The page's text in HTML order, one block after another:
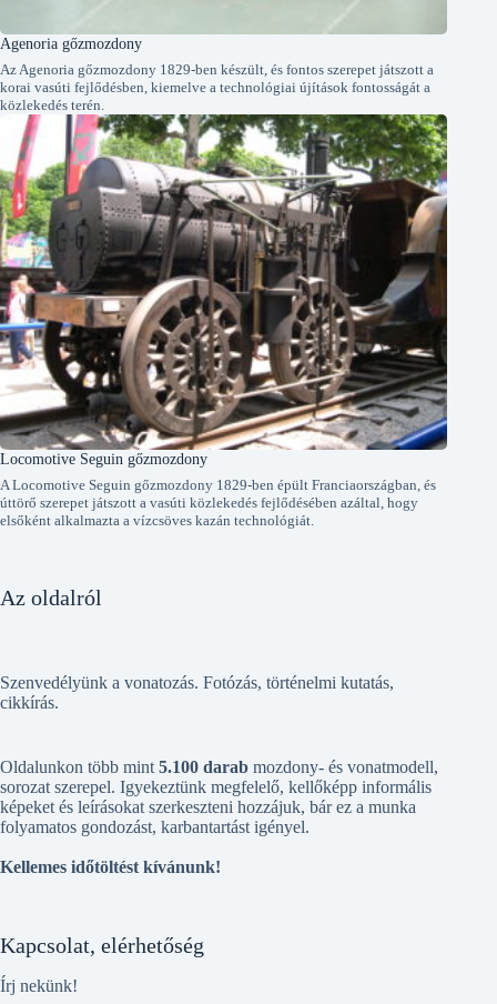
Agenoria gőzmozdony
Az Agenoria gőzmozdony 1829-ben készült, és fontos szerepet játszott a
korai vasúti fejlődésben, kiemelve a technológiai újítások fontosságát a
közlekedés terén.
Locomotive Seguin gőzmozdony
A Locomotive Seguin gőzmozdony 1829-ben épült Franciaországban, és
úttörő szerepet játszott a vasúti közlekedés fejlődésében azáltal, hogy
elsőként alkalmazta a vízcsöves kazán technológiát.
Az oldalról
Szenvedélyünk a vonatozás. Fotózás, történelmi kutatás,
cikkírás.
Oldalunkon több mint 5.100 darab mozdony- és vonatmodell,
sorozat szerepel. Igyekeztünk megfelelő, kellőképp informális
képeket és leírásokat szerkeszteni hozzájuk, bár ez a munka
folyamatos gondozást, karbantartást igényel.
Kellemes időtöltést kívánunk!
Kapcsolat, elérhetőség
Írj nekünk!